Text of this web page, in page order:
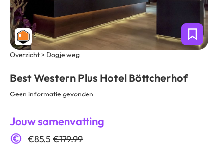
Overzicht > Dogje weg
Best Western Plus Hotel Böttcherhof
Geen informatie gevonden
Jouw samenvatting
€85.5 €179.99